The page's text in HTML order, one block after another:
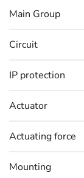
Main Group
Circuit
IP protection
Actuator
Actuating force
Mounting